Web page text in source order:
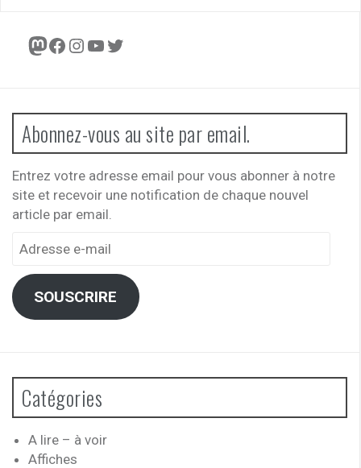
Mastodon
Facebook
Instagram
YouTube
Twitter
Abonnez-vous au site par email.
Entrez votre adresse email pour vous abonner à notre
site et recevoir une notification de chaque nouvel
article par email.
Adresse
mail
SOUSCRIRE
Catégories
A lire – à voir
Affiches